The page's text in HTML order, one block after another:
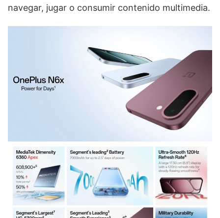
navegar, jugar o consumir contenido multimedia.